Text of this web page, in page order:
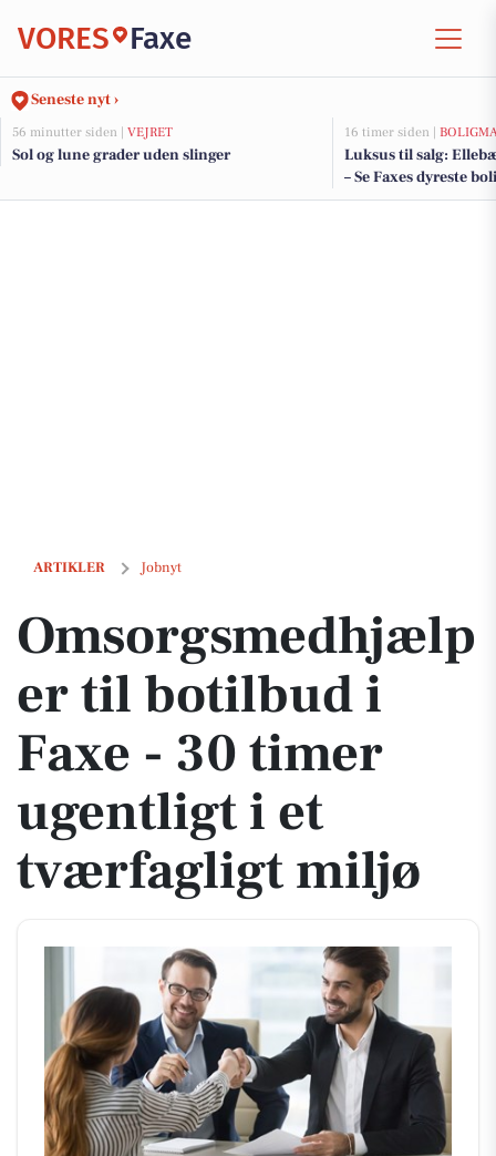
VORES Faxe
Seneste nyt ›
56 minutter siden | VEJRET
Sol og lune grader uden slinger
16 timer siden |
Luksus til salg:
– Se Faxes dyreste
ARTIKLER Jobnyt
Omsorgsmedhjælper til botilbud i Faxe - 30 timer ugentligt i et
Omsorgsmedhjælp
er til botilbud i
Faxe - 30 timer
ugentligt i et
tværfagligt miljø